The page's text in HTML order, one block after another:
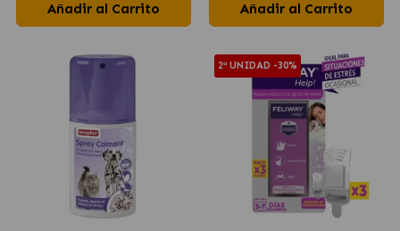
Añadir al Carrito Añadir al Carrito
2ª UNIDAD -30%